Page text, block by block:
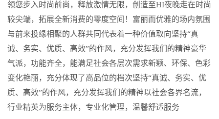
领您步入时尚前尚，释放激情无限，创造至HI夜晚走在时尚
较尖端，拓展全新消费的零度空间！富丽而优雅的场内氛围
与前来投缘相聚的人群共同代表着一种价值取向坚持“真
诚、务实、优质、高效”的作风，充分发挥我们的精神豪华
气派，功能齐全，能满足社会各层次需求新颖、环保、色彩
变化艳丽，充分体现了高品位的档次坚持“真诚、务实、优
质、高效”的作风，充分发挥我们的精神以社会各界名流，
行业精英为服务主体，专业化管理，温馨舒适服务